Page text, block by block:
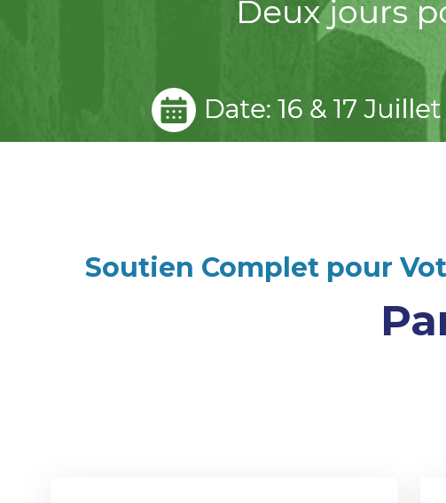
Soutien Complet pour